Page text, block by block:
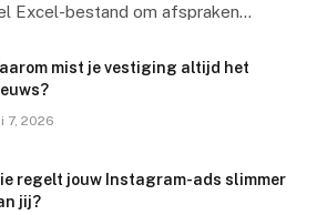
Excel-bestand om afspraken…
mist je vestiging altijd het
7, 2026
regelt jouw Instagram-ads slimmer
jij?